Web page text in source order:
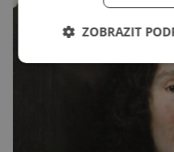
ZOBRAZIT